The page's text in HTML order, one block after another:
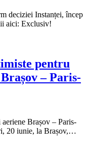
deciziei Instanței, încep
aici: Exclusiv!
pentru
– Paris-
Brașov – Paris-
20 iunie, la Brașov,…